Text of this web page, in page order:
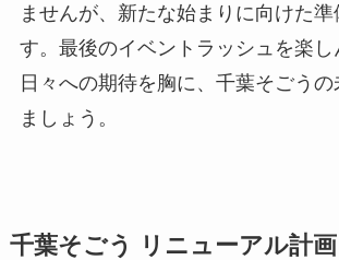
ませんが、新たな始まりに向けた
す。最後のイベントラッシュを楽し
日々への期待を胸に、千葉そごうの
ましょう。
千葉そごう リニューアル計